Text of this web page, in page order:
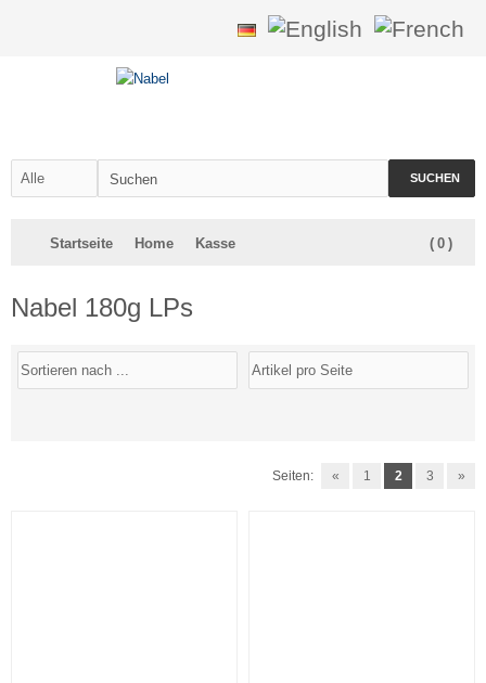
SUCHEN
Startseite Home Kasse ( 0 )
Nabel 180g LPs
Seiten: « 1 2 3 »